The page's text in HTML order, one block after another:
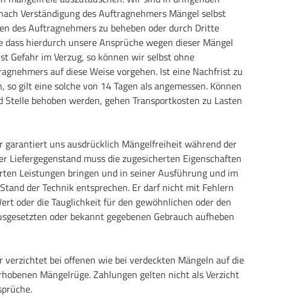
Verständigung des Auftragnehmers Mängel selbst
des Auftragnehmers zu beheben oder durch Dritte
dass hierdurch unsere Ansprüche wegen dieser Mängel
Gefahr im Verzug, so können wir selbst ohne
auf diese Weise vorgehen. Ist eine Nachfrist zu
so gilt eine solche von 14 Tagen als angemessen. Können
behoben werden, gehen Transportkosten zu Lasten
garantiert uns ausdrücklich Mängelfreiheit während der
Liefergegenstand muss die zugesicherten Eigenschaften
Leistungen bringen und in seiner Ausführung und im
der Technik entsprechen. Er darf nicht mit Fehlern
oder die Tauglichkeit für den gewöhnlichen oder den
oder bekannt gegebenen Gebrauch aufheben
verzichtet bei offenen wie bei verdeckten Mängeln auf die
Mängelrüge. Zahlungen gelten nicht als Verzicht